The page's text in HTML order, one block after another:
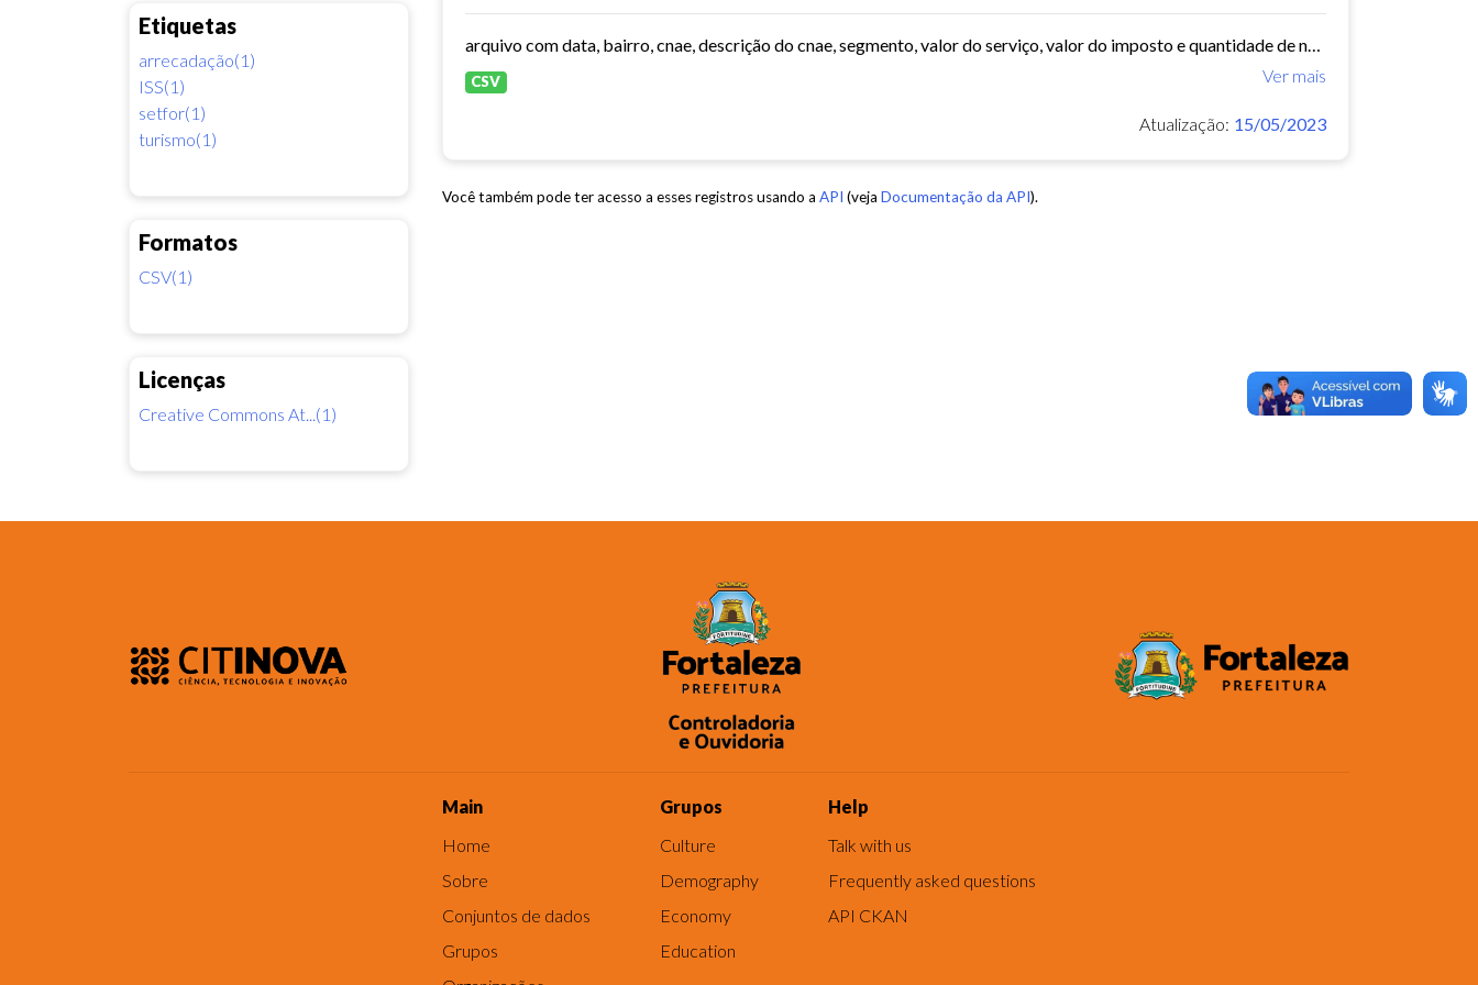
Etiquetas
arrecadação(1)
ISS(1)
setfor(1)
turismo(1)
Formatos
CSV(1)
Licenças
Creative Commons At...(1)
arquivo com data, bairro, cnae, descrição do cnae, segmento, valor do serviço, valor do imposto e quantidade de notas. Série histórica desde 2015. Vide dashboard no site do...
Ver mais
CSV
Atualização: 15/05/2023
Você também pode ter acesso a esses registros usando a API (veja Documentação da API).
Main
Home
Sobre
Conjuntos de dados
Grupos
Grupos
Culture
Demography
Economy
Education
Help
Talk with us
Frequently asked questions
API CKAN